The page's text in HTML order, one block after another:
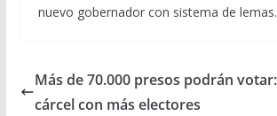
nuevo gobernador con sistema de lemas.
Más de 70.000 presos podrán
cárcel con más electores